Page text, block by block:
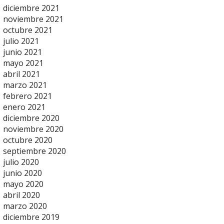
diciembre 2021
noviembre 2021
octubre 2021
julio 2021
junio 2021
mayo 2021
abril 2021
marzo 2021
febrero 2021
enero 2021
diciembre 2020
noviembre 2020
octubre 2020
septiembre 2020
julio 2020
junio 2020
mayo 2020
abril 2020
marzo 2020
diciembre 2019